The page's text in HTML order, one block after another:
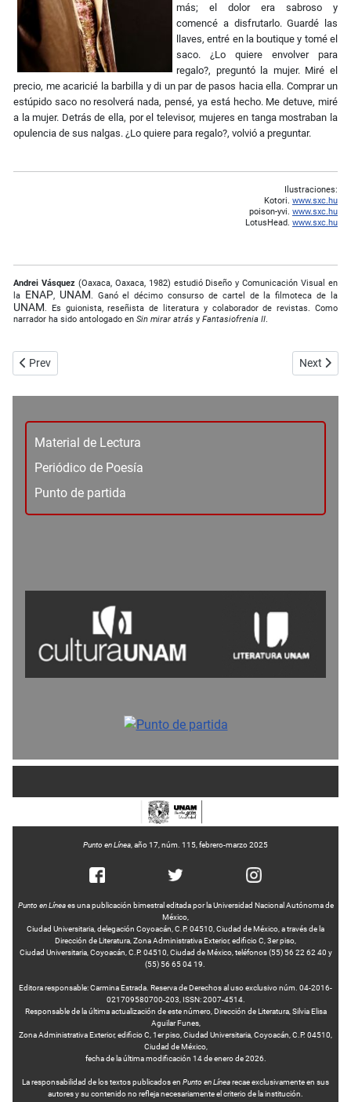
Material de Lectura
Periódico de Poesía
Punto de partida
más; el dolor era sabroso y
comencé a disfrutarlo. Guardé las
llaves, entré en la boutique y tomé el
saco. ¿Lo quiere envolver para
regalo?, preguntó la mujer. Miré el
precio, me acaricié la barbilla y di un par de pasos hacia ella. Comprar un
estúpido saco no resolverá nada, pensé, ya está hecho. Me detuve, miré
a la mujer. Detrás de ella, por el televisor, mujeres en tanga mostraban la
opulencia de sus nalgas. ¿Lo quiere para regalo?, volvió a preguntar.
Ilustraciones:
Kotori. www.sxc.hu
poison-yvi. www.sxc.hu
LotusHead. www.sxc.hu
Andrei Vásquez(Oaxaca, Oaxaca, 1982) estudió Diseño y Comunicación Visual en
la ENAP, UNAM. Ganó el décimo consurso de cartel de la filmoteca de la
UNAM. Es guionista, reseñista de literatura y colaborador de revistas. Como
narrador ha sido antologado en Sin mirar atrás y Fantasiofrenia II.
Previous article: La muerte de Gregorio Balbuena
Prev Next
Next
Punto en Línea , año 17, núm. 115, febrero-marzo 2025
Punto en Líneaes una publicación bimestral editada por la Universidad Nacional Autónoma de
México,
Ciudad Universitaria, delegación Coyoacán, C.P. 04510, Ciudad de México, a través de la
Dirección de Literatura, Zona Administrativa Exterior, edificio C, 3er piso,
Ciudad Universitaria, Coyoacán, C.P. 04510, Ciudad de México, teléfonos (55) 56 22 62 40 y
(55) 56 65 04 19.
Editora responsable: Carmina Estrada. Reserva de Derechos al uso exclusivo núm. 04-2016-
021709580700-203, ISSN: 2007-4514.
Responsable de la última actualización de este número, Dirección de Literatura, Silvia Elisa
Aguilar Funes,
Zona Administrativa Exterior, edificio C, 1er piso, Ciudad Universitaria, Coyoacán, C.P. 04510,
Ciudad de México,
fecha de la última modificación 14 de enero de 2026.
La responsabilidad de los textos publicados en Punto en Línearecae exclusivamente en sus
autores y su contenido no refleja necesariamente el criterio de la institución.